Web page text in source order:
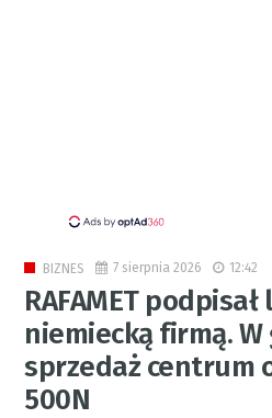
BIZNES 7 sierpnia 2026 12:42
RAFAMET
niemiecką firmą. W
sprzedaż centrum
500N